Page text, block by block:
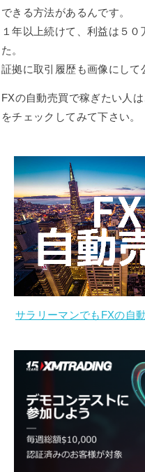
できる方法があるんです。
１年以上続けて、利益は５０
た。
証拠に取引履歴も画像にして
FXの自動売買で稼ぎたい人
をチェックしてみて下さい。
サラリーマンでもFXの自